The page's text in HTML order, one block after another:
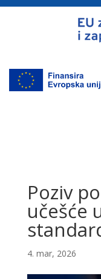
Poziv
učešće
4. mar, 2026